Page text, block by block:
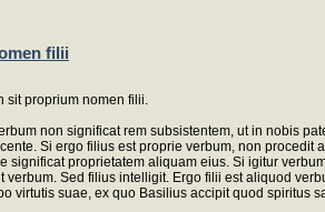
filii
proprium nomen filii.
non significat rem subsistentem, ut in nobis
Si ergo filius est proprie verbum, non
significat proprietatem aliquam eius. Si igitur
Sed filius intelligit. Ergo filii est aliquod
virtutis suae, ex quo Basilius accipit quod spiritus